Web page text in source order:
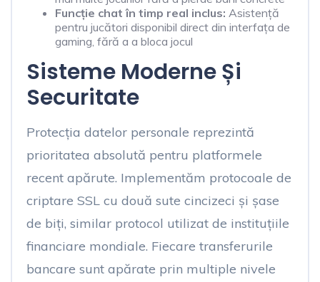
Funcție chat în timp real inclus: Asistență
pentru jucători disponibil direct din interfața de
gaming, fără a a bloca jocul
Sisteme Moderne Și
Securitate
Protecția datelor personale reprezintă
prioritatea absolută pentru platformele
recent apărute. Implementăm protocoale de
criptare SSL cu două sute cincizeci și șase
de biți, similar protocol utilizat de instituțiile
financiare mondiale. Fiecare transferurile
bancare sunt apărate prin multiple nivele